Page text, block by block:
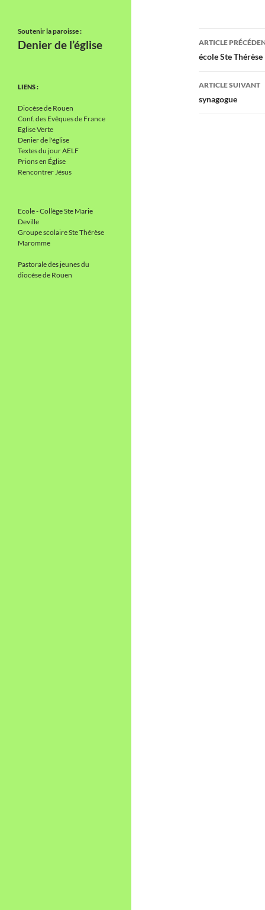
des
articles
ARTICLE
école Ste Thérèse
ARTICLE SUIVANT
synagogue
Soutenir la paroisse :
Denier de l’église
LIENS :
Diocèse de Rouen
Conf. des Evêques de France
Eglise Verte
Denier de l'église
Textes du jour AELF
Prions en Église
Rencontrer Jésus
Ecole - Collège Ste Marie
Deville
Groupe scolaire Ste Thérèse
Maromme
Pastorale des jeunes du
diocèse de Rouen